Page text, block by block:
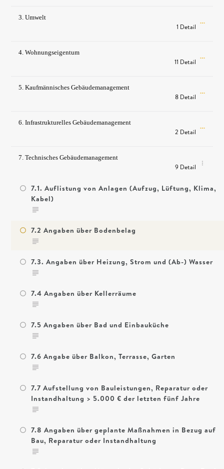
3. Umwelt
1 Detail
4. Wohnungseigentum
11 Detail
5. Kaufmännisches Gebäudemanagement
8 Detail
6. Infrastrukturelles Gebäudemanagement
2 Detail
7. Technisches Gebäudemanagement
9 Detail
7.1. Auflistung von Anlagen (Aufzug, Lüftung, Klima,
Kabel)
7.2 Angaben über Bodenbelag
7.3. Angaben über Heizung, Strom und (Ab-) Wasser
7.4 Angaben über Kellerräume
7.5 Angaben über Bad und Einbauküche
7.6 Angabe über Balkon, Terrasse, Garten
7.7 Aufstellung von Bauleistungen, Reparatur oder
Instandhaltung > 5.000 € der letzten fünf Jahre
7.8 Angaben über geplante Maßnahmen in Bezug auf
Bau, Reparatur oder Instandhaltung